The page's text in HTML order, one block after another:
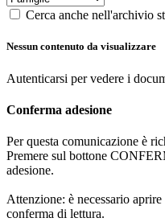
Cerca anche nell'archivio
Nessun contenuto da visualizzare
Autenticarsi per vedere i
Conferma adesione
Per questa comunicazione è
Premere sul bottone
adesione.
Attenzione: è necessario
conferma di lettura.